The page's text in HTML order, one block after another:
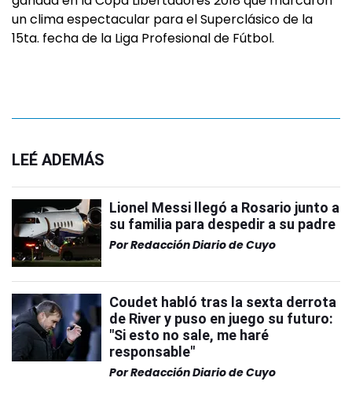
un clima espectacular para el Superclásico de la
15ta. fecha de la Liga Profesional de Fútbol.
LEÉ ADEMÁS
Lionel Messi llegó a Rosario junto a
su familia para despedir a su padre
PorRedacción Diario de Cuyo
Coudet habló tras la sexta derrota
de River y puso en juego su futuro:
"Si esto no sale, me haré
responsable"
PorRedacción Diario de Cuyo